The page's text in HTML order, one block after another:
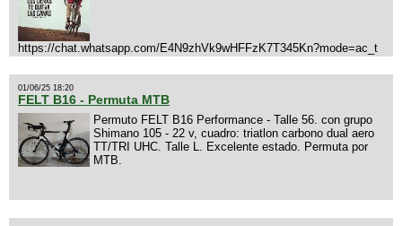
https://chat.whatsapp.com/E4N9zhVk9wHFFzK7T345Kn?mode=ac_t
01/06/25 18:20
FELT B16 - Permuta MTB
Permuto FELT B16 Performance - Talle 56. con grupo
Shimano 105 - 22 v, cuadro: triatlon carbono dual aero
TT/TRI UHC. Talle L. Excelente estado. Permuta por
MTB.